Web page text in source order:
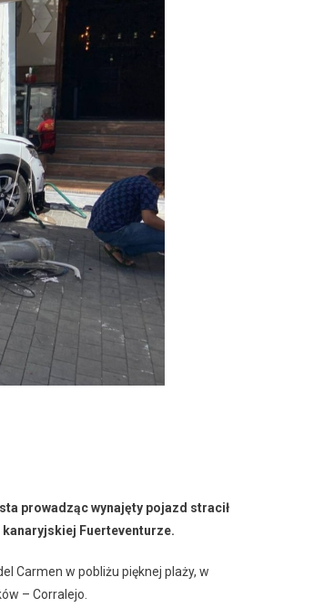
prowadząc wynajęty pojazd stracił
kanaryjskiej Fuerteventurze.
Carmen w pobliżu pięknej plaży, w
– Corralejo.